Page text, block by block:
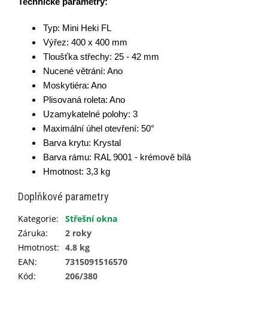
Typ: Mini Heki FL
Výřez: 400 x 400 mm
Tloušťka střechy: 25 - 42 mm
Nucené větrání: Ano
Moskytiéra: Ano
Plisovaná roleta: Ano
Uzamykatelné polohy: 3
Maximální úhel otevření: 50°
Barva krytu: Krystal
Barva rámu: RAL 9001 - krémově bílá
Hmotnost: 3,3 kg
Doplňkové parametry
Kategorie:
Střešní okna
Záruka:
2 roky
Hmotnost: 4.8 kg
EAN:
7315091516570
Kód: 206/380